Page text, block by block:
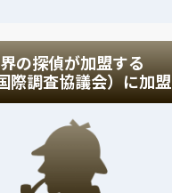
の探偵が加盟する
際調査協議会）に加盟